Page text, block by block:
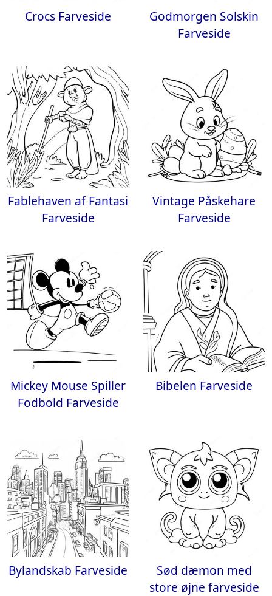
Crocs Farveside
Godmorgen Solskin
Farveside
Fablehaven af Fantasi
Farveside
Vintage Påskehare
Farveside
Mickey Mouse Spiller
Fodbold Farveside
Bibelen Farveside
Bylandskab Farveside
Sød dæmon med
store øjne farveside